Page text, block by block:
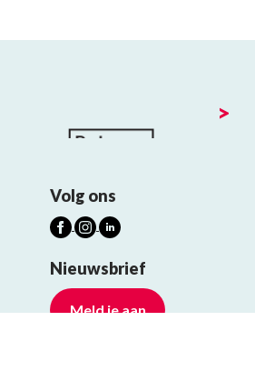
>
Volg ons
Nieuwsbrief
Meld je aan